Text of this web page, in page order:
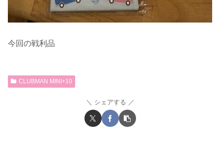
今回の戦利品
CLUBMAN MINI+10
シェアする